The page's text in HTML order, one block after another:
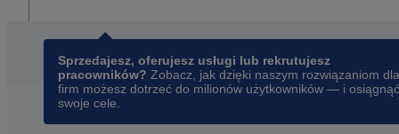
Sprzedajesz, oferujesz usługi lub rekrutujesz
pracowników? Zobacz, jak dzięki naszym rozwiązaniom dla
firm możesz dotrzeć do milionów użytkowników — i osiągnąć
swoje cele.